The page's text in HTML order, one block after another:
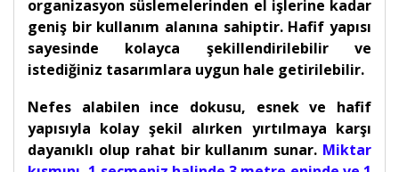
organizasyon süslemelerinden el işlerine kadar
geniş bir kullanım alanına sahiptir. Hafif yapısı
sayesinde kolayca şekillendirilebilir ve
istediğiniz tasarımlara uygun hale getirilebilir.
Nefes alabilen ince dokusu, esnek ve hafif
yapısıyla kolay şekil alırken yırtılmaya karşı
dayanıklı olup rahat bir kullanım sunar. Miktar